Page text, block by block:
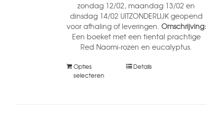
zondag 12/02, maandag 13/02 en
dinsdag 14/02 UITZONDERLIJK geopend
voor afhaling of leveringen. Omschrijving:
Een boeket met een tiental prachtige
Red Naomi-rozen en eucalyptus.
Opties
selecteren
Details